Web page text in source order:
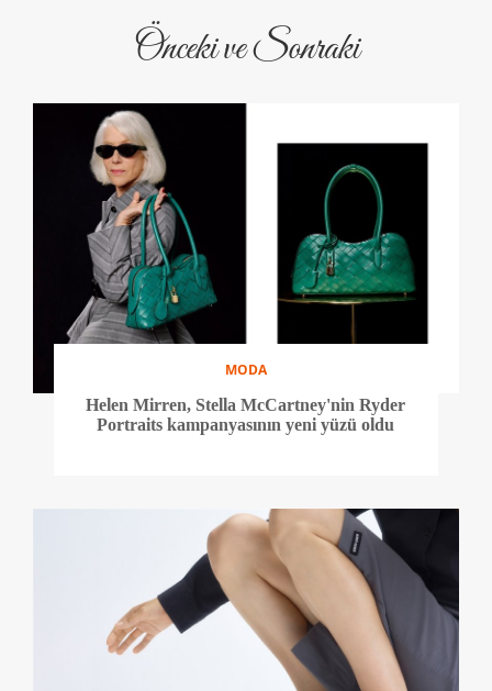
Önceki ve Sonraki
MODA
Helen Mirren, Stella McCartney'nin Ryder
Portraits kampanyasının yeni yüzü oldu